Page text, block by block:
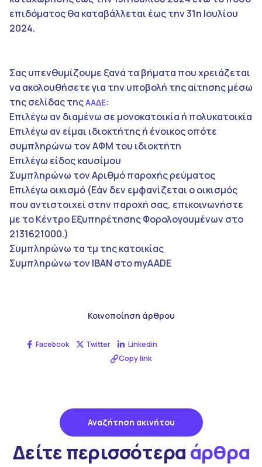
επιδόματος θα καταβάλλεται έως την 31η Ιουλίου
2024.
Σας υπενθυμίζουμε ξανά τα βήματα που χρειάζεται
να ακολουθήσετε για την υποβολή της αίτησης μέσω
της σελίδας τηςΑΑΔΕ:
Επιλέγω αν διαμένω σε μονοκατοικία ή πολυκατοικία
Επιλέγω αν είμαι ιδιοκτήτης ή ένοικος οπότε
συμπληρώνω τον ΑΦΜ του ιδιοκτήτη
Επιλέγω είδος καυσίμου
Συμπληρώνω τον Αριθμό παροχής ρεύματος
Επιλέγω οικισμό (Εάν δεν εμφανίζεται ο οικισμός
που αντιστοιχεί στην παροχή σας, επικοινωνήστε
με το Κέντρο Εξυπηρέτησης Φορολογουμένων στο
2131621000.)
Συμπληρώνω τα τμ της κατοικίας
Συμπληρώνω τον IBAN στο myAADE
Κοινοποίηση άρθρου
Facebook Twitter Linkedin
Copy link
Αναζήτηση ακινήτου
Δείτε περισσότερα άρθρα